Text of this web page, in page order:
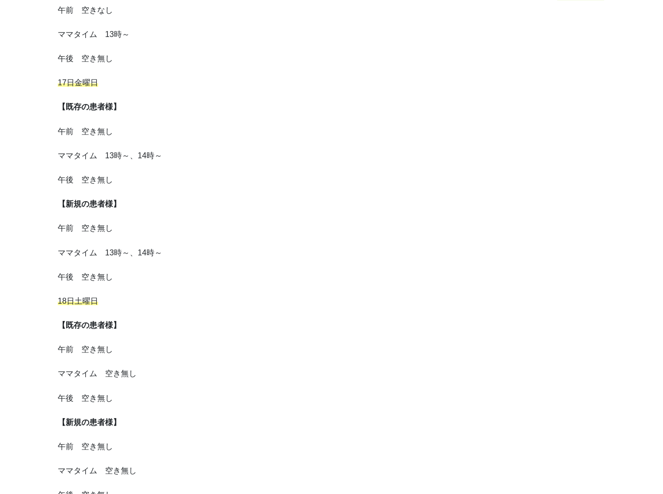
午前 空きなし
ママタイム 13時～
午後 空き無し
17日金曜日
【既存の患者様】
午前 空き無し
ママタイム 13時～、14時～
午後 空き無し
【新規の患者様】
午前 空き無し
ママタイム 13時～、14時～
午後 空き無し
18日土曜日
【既存の患者様】
午前 空き無し
ママタイム 空き無し
午後 空き無し
【新規の患者様】
午前 空き無し
ママタイム 空き無し